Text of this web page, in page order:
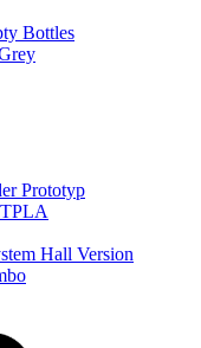
Bottles
Prototyp
Hall Version